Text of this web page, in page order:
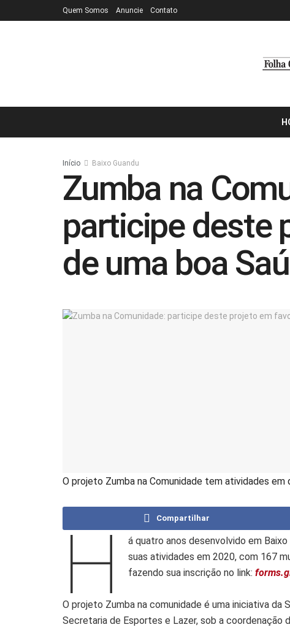
Quem Somos Anuncie Contato
Início Baixo Guandu
Zumba na
participe deste
de uma boa
O projeto Zumba na Comunidade tem atividades
Compartilhar
H
á quatro anos desenvolvido em
suas atividades em 2020, com 167
fazendo sua inscrição no link:
O projeto Zumba na comunidade é uma iniciativa
Secretaria de Esportes e Lazer, sob a coordenação